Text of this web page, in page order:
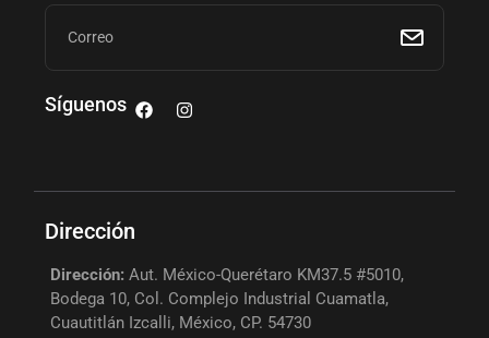
Síguenos
Dirección
Dirección: Aut. México-Querétaro KM37.5 #5010,
Bodega 10, Col. Complejo Industrial Cuamatla,
Cuautitlán Izcalli, México, CP. 54730